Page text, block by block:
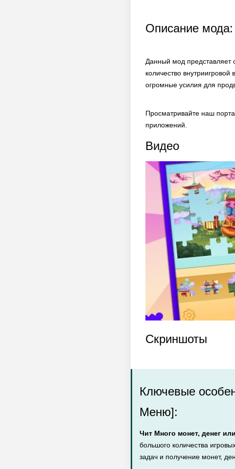
Описание
Данный мод представляет
количество
огромные усилия для
Просматривайте наш
приложений.
Видео
Скриншоты
Ключевые
Меню]:
Чит Много монет, денег
большого количества
задач и получение монет,